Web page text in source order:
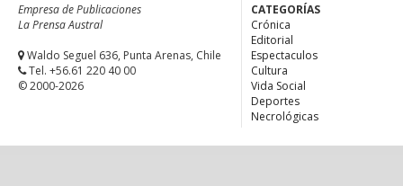
Empresa de Publicaciones
La Prensa Austral
Waldo Seguel 636, Punta Arenas, Chile
Tel. +56.61 220 40 00
© 2000-2026
CATEGORÍAS
Crónica
Editorial
Espectaculos
Cultura
Vida Social
Deportes
Necrológicas